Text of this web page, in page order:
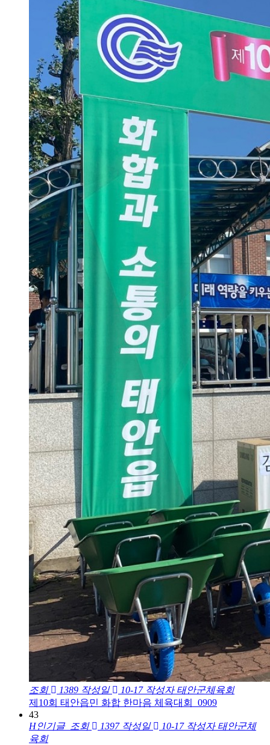
조회 1389 작성일 10-17 작성자 태안군체육회
제10회 태안읍민 화합 한마음 체육대회_0909
43
H인기글 조회 1397 작성일 10-17 작성자 태안군체
육회